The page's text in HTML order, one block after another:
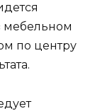
мебельном
по центру